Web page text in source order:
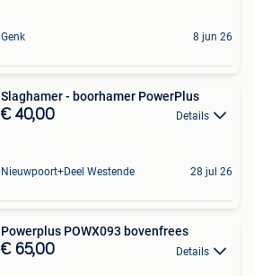
Genk 8 jun 26
Slaghamer - boorhamer PowerPlus
€ 40,00 Details
Nieuwpoort+Deel Westende 28 jul 26
Powerplus POWX093 bovenfrees
€ 65,00 Details